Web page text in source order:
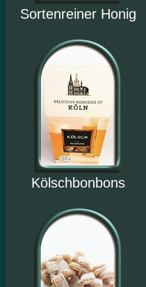
Sortenreiner Honig
Kölschbonbons